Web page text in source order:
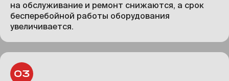
на обслуживание и ремонт снижаются, а срок
бесперебойной работы оборудования
увеличивается.